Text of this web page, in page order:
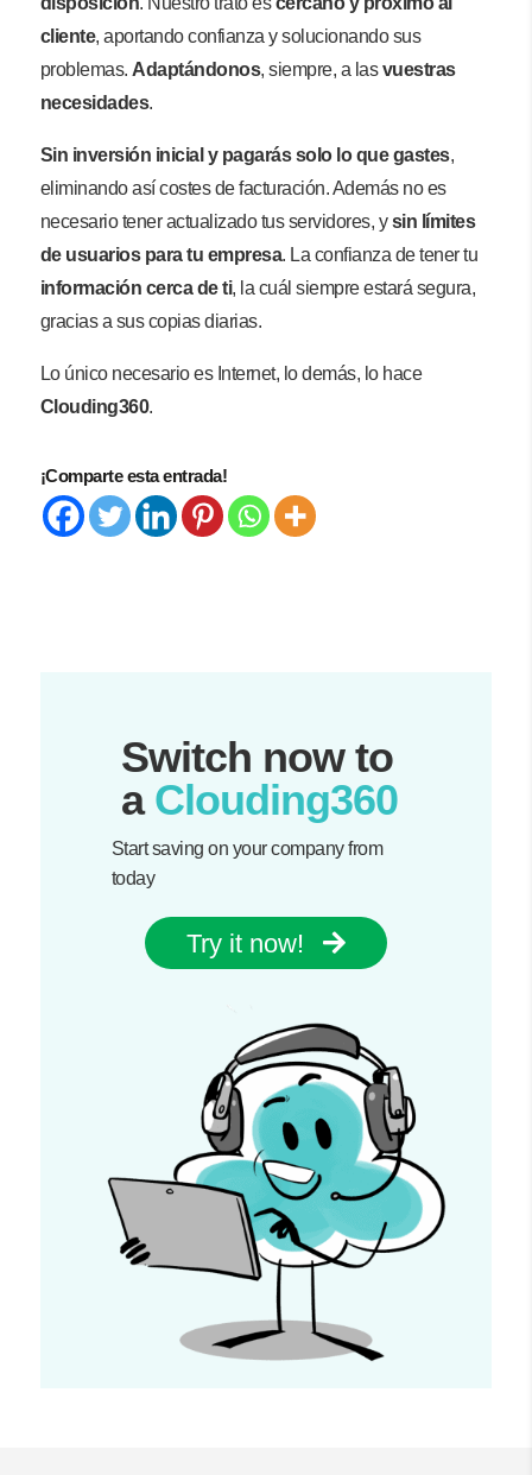
cliente, aportando confianza y solucionando sus
problemas. Adaptándonos, siempre, a lasvuestras
necesidades.
Sin inversión inicial y pagarás solo lo que gastes,
eliminando así costes de facturación. Además no es
necesario tener actualizado tus servidores, ysin límites
de usuarios para tu empresa. La confianza de tener tu
información cerca de ti, la cuál siempre estará segura,
gracias a sus copias diarias.
Lo único necesario es Internet, lo demás, lo hace
Clouding360.
¡Comparte esta entrada!
Switch now to
aClouding360
Start saving on your company from
today
Try it now!